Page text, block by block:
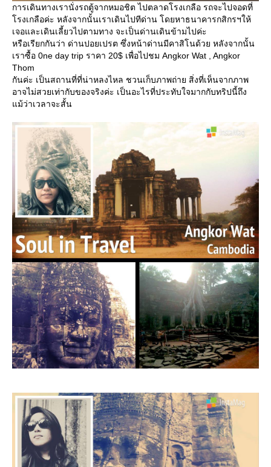
การเดินทางเรานั่งรถตู้จากหมอชิต ไปตลาดโรงเกลือ รถจะไปจอดที่
รงเกลือค่ะ หลังจากนั้นเราเดินไปทีด่าน โดยหาธนาคารกสิกรฯให้
เจอและเดินเลี้ยวไปตามทาง จะเป็นด่านเดินข้ามไปค่ะ
หรือเรียกกันว่า ด่านปอยเปรต ซึ่งหน้าด่านมีคาสิโนด้วย หลังจากนั้น
เราซื้อ 0ne day trip ราคา 20$ เพื่อไปชม Angkor Wat , Angkor
Thom
กันค่ะ เป็นสถานที่ที่น่าหลงไหล ชวนเก็บภาพถ่าย สิ่งที่เห็นจากภาพ
อาจไม่สวยเท่ากับของจริงค่ะ เป็นอะไรที่ประทับใจมากกับทริปนี้ถึง
ม้ว่าเวลาจะสั้น